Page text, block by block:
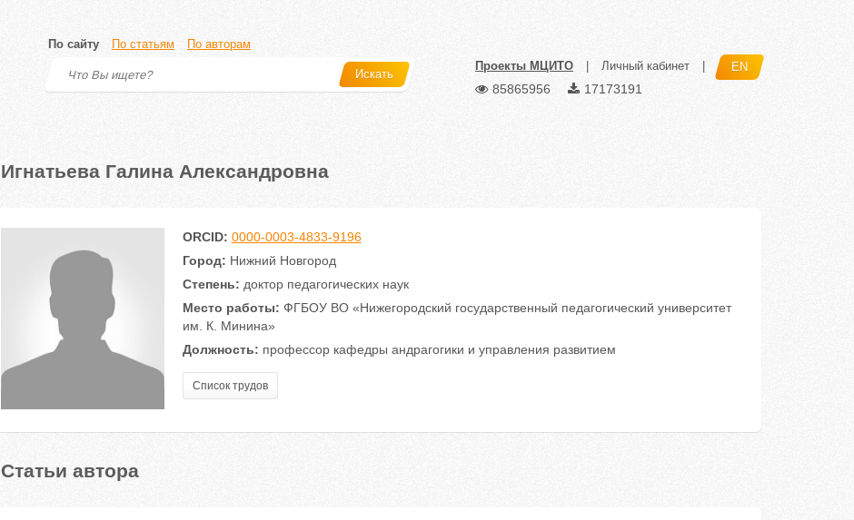
По сайту По статьям По авторам
Искать
Проекты МЦИТО Личный кабинет EN
85865956 17173191
Игнатьева Галина Александровна
ORCID: 0000-0003-4833-9196
Город: Нижний Новгород
Степень: доктор педагогических наук
Место работы: ФГБОУ ВО «Нижегородский государственный педагогический университет
им. К. Минина»
Должность: профессор кафедры андрагогики и управления развитием
Список трудов
Статьи автора